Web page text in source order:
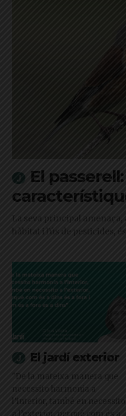
El passerell:
La seva principal amenaça,
hàbitat i l'ús de pesticides,
El jardí exterior
"De la mateixa manera que
necessito harmonia a
l’interior, també en necessito
a l’exterior, perquè com és a